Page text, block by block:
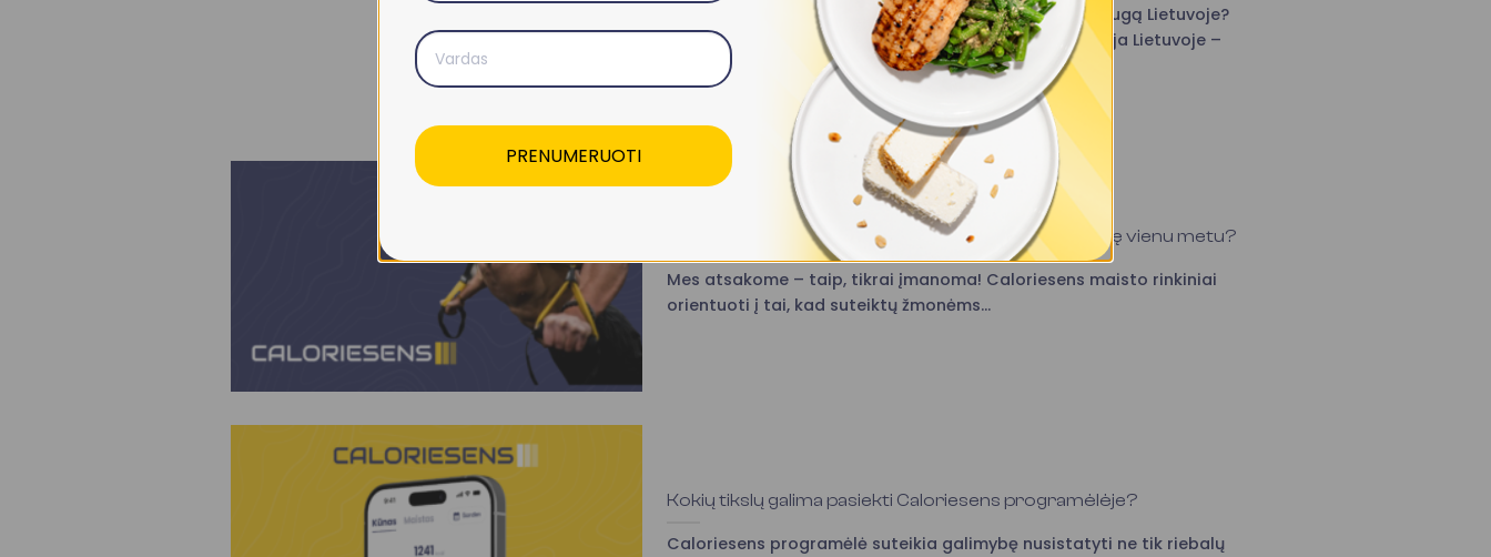
Kaip išsirinkti geriausią subalansuotos mitybos paslaugą Lietuvoje?
Subalansuotos mitybos paslaugos sparčiai populiarėja Lietuvoje –
Ar įmanoma deginti riebalus ir auginti raumenų masę vienu metu?
Mes atsakome – taip, tikrai įmanoma! Caloriesens maisto rinkiniai
orientuoti į tai, kad suteiktų žmonėms...
Kokių tikslų galima pasiekti Caloriesens programėlėje?
Caloriesens programėlė suteikia galimybę nusistatyti ne tik riebalų
PRENUMERUOTI